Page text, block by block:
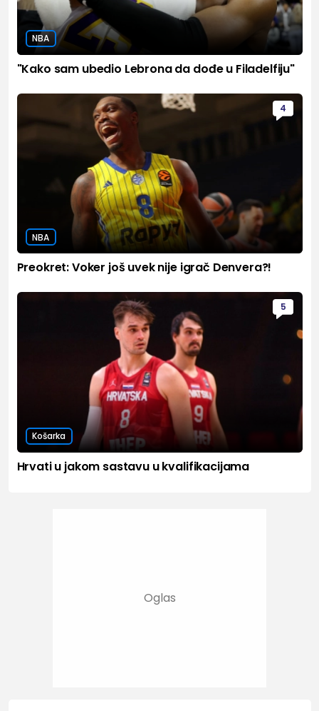
NBA
"Kako sam ubedio Lebrona da dođe u Filadelfiju"
4
NBA
Preokret: Voker još uvek nije igrač Denvera?!
5
Košarka
Hrvati u jakom sastavu u kvalifikacijama